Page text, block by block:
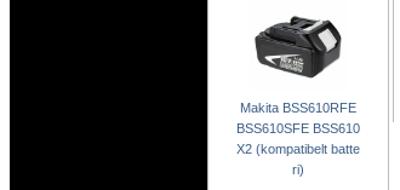
Makita BSS610RFE
BSS610SFE BSS610
X2 (kompatibelt batte
ri)